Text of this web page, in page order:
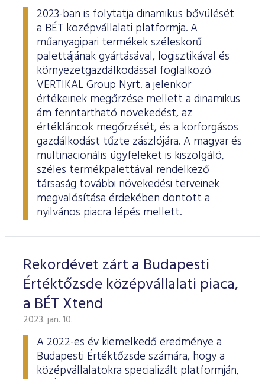
2023-ban is folytatja dinamikus bővülését
a BÉT középvállalati platformja. A
műanyagipari termékek széleskörű
palettájának gyártásával, logisztikával és
környezetgazdálkodással foglalkozó
VERTIKAL Group Nyrt. a jelenkor
értékeinek megőrzése mellett a dinamikus
ám fenntartható növekedést, az
értékláncok megőrzését, és a körforgásos
gazdálkodást tűzte zászlójára. A magyar és
multinacionális ügyfeleket is kiszolgáló,
széles termékpalettával rendelkező
társaság további növekedési terveinek
megvalósítása érdekében döntött a
nyilvános piacra lépés mellett.
Rekordévet zárt a Budapesti
Értéktőzsde középvállalati piaca,
a BÉT Xtend
2023. jan. 10.
A 2022-es év kiemelkedő eredménye a
Budapesti Értéktőzsde számára, hogy a
középvállalatokra specializált platformján,